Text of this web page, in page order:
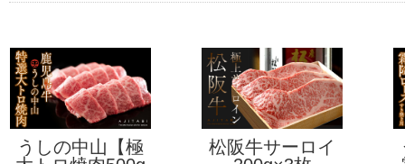
うしの中山【極
松阪牛サーロイ